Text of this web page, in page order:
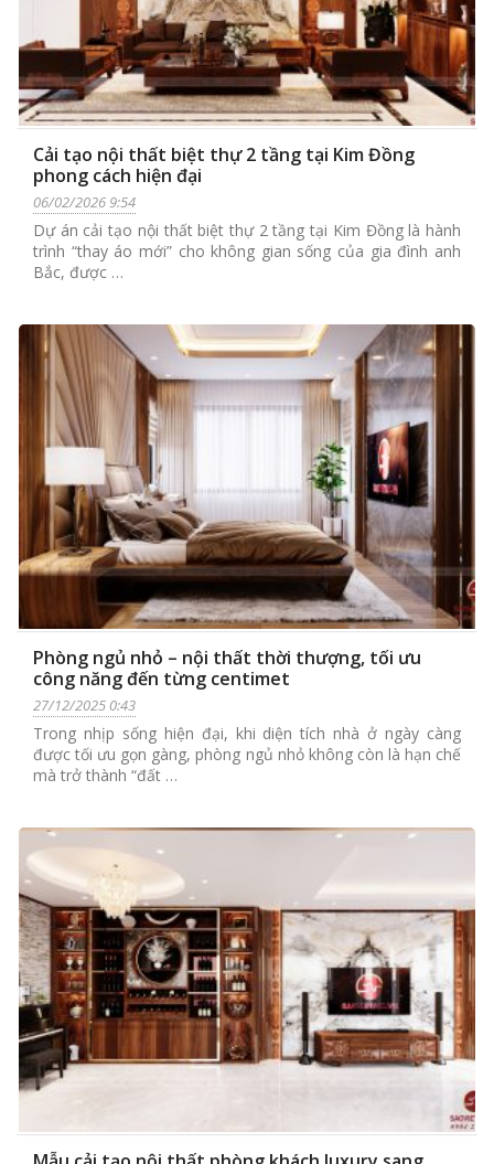
Cải tạo nội thất biệt thự 2 tầng tại Kim Đồng
phong cách hiện đại
06/02/2026 9:54
Dự án cải tạo nội thất biệt thự 2 tầng tại Kim Đồng là hành
trình “thay áo mới” cho không gian sống của gia đình anh
Bắc, được …
Phòng ngủ nhỏ – nội thất thời thượng, tối ưu
công năng đến từng centimet
27/12/2025 0:43
Trong nhịp sống hiện đại, khi diện tích nhà ở ngày càng
được tối ưu gọn gàng, phòng ngủ nhỏ không còn là hạn chế
mà trở thành “đất …